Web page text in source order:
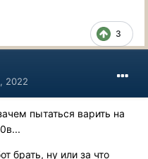
3
2022
пытаться варить на
брать, ну или за что